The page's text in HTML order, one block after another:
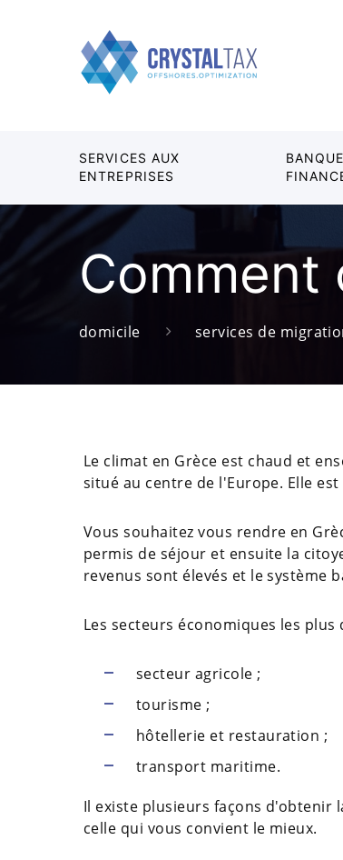
SERVICES AUX
ENTREPRISES
Comment
domicile services de
Le climat en Grèce est chaud et
situé au centre de l'Europe. Elle
Vous souhaitez vous rendre en
permis de séjour et ensuite la
revenus sont élevés et le système
Les secteurs économiques les plus
secteur agricole ;
tourisme ;
hôtellerie et restauration ;
transport maritime.
Il existe plusieurs façons d'obtenir
celle qui vous convient le mieux.